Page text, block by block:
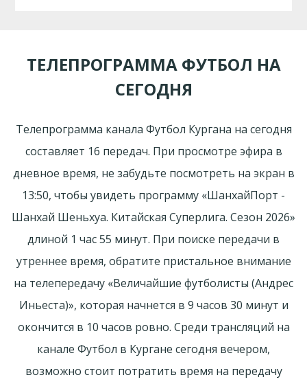
ТЕЛЕПРОГРАММА ФУТБОЛ НА
СЕГОДНЯ
Телепрограмма канала Футбол Кургана на сегодня
составляет 16 передач. При просмотре эфира в
дневное время, не забудьте посмотреть на экран в
13:50, чтобы увидеть программу «ШанхайПорт -
Шанхай Шеньхуа. Китайская Суперлига. Сезон 2026»
длиной 1 час 55 минут. При поиске передачи в
утреннее время, обратите пристальное внимание
на телепередачу «Величайшие футболисты (Андрес
Иньеста)», которая начнется в 9 часов 30 минут и
окончится в 10 часов ровно. Среди трансляций на
канале Футбол в Кургане сегодня вечером,
возможно стоит потратить время на передачу